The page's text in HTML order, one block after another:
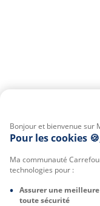
Bonjour et bienvenue sur
Pour les cookies
Ma communauté
technologies pour :
Assurer une
toute sécurité